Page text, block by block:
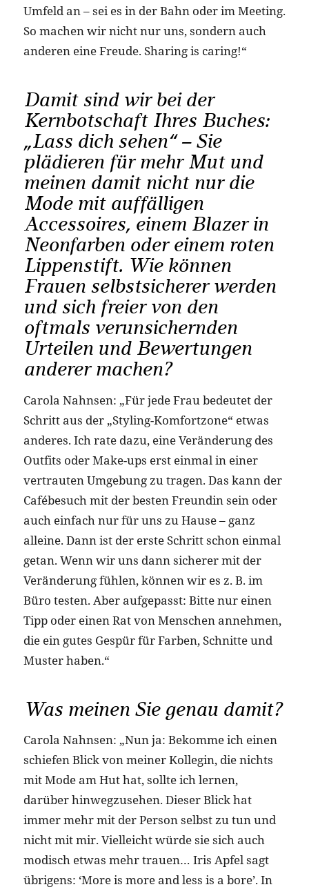
Umfeld an – sei es in der Bahn oder im Meeting.
So machen wir nicht nur uns, sondern auch
anderen eine Freude. Sharing is caring!“
Damit sind wir bei der
Kernbotschaft Ihres Buches:
„Lass dich sehen“ – Sie
plädieren für mehr Mut und
meinen damit nicht nur die
Mode mit auffälligen
Accessoires, einem Blazer in
Neonfarben oder einem roten
Lippenstift. Wie können
Frauen selbstsicherer werden
und sich freier von den
oftmals verunsichernden
Urteilen und Bewertungen
anderer machen?
Carola Nahnsen: „Für jede Frau bedeutet der
Schritt aus der „Styling-Komfortzone“ etwas
anderes. Ich rate dazu, eine Veränderung des
Outfits oder Make-ups erst einmal in einer
vertrauten Umgebung zu tragen. Das kann der
Cafébesuch mit der besten Freundin sein oder
auch einfach nur für uns zu Hause – ganz
alleine. Dann ist der erste Schritt schon einmal
getan. Wenn wir uns dann sicherer mit der
Veränderung fühlen, können wir es z. B. im
Büro testen. Aber aufgepasst: Bitte nur einen
Tipp oder einen Rat von Menschen annehmen,
die ein gutes Gespür für Farben, Schnitte und
Muster haben.“
Was meinen Sie genau damit?
Carola Nahnsen: „Nun ja: Bekomme ich einen
schiefen Blick von meiner Kollegin, die nichts
mit Mode am Hut hat, sollte ich lernen,
darüber hinwegzusehen. Dieser Blick hat
immer mehr mit der Person selbst zu tun und
nicht mit mir. Vielleicht würde sie sich auch
modisch etwas mehr trauen… Iris Apfel sagt
übrigens: ‘More is more and less is a bore’. In